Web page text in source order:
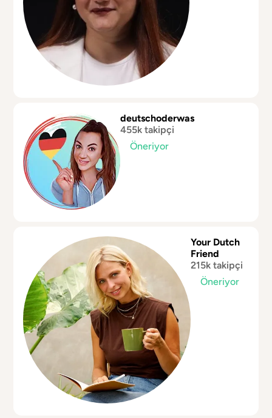
deutschoderwas
455k takipçi
Öneriyor
Your Dutch
Friend
215k takipçi
Öneriyor